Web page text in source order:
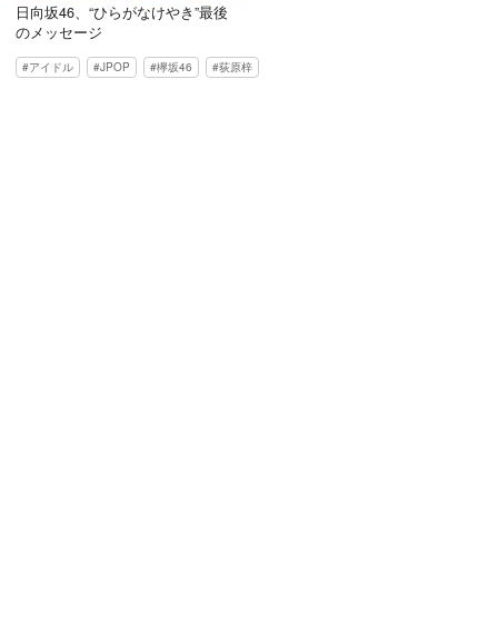
日向坂46、“ひらがなけやき”最後
のメッセージ
アイドル JPOP 欅坂46 荻原梓